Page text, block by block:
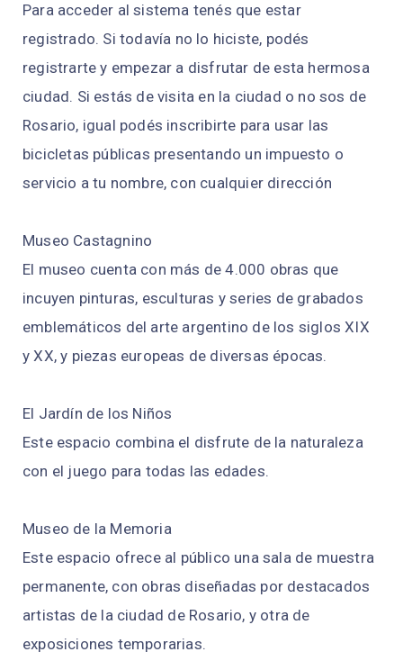
Para acceder al sistema tenés que estar
registrado. Si todavía no lo hiciste, podés
registrarte y empezar a disfrutar de esta hermosa
ciudad. Si estás de visita en la ciudad o no sos de
Rosario, igual podés inscribirte para usar las
bicicletas públicas presentando un impuesto o
servicio a tu nombre, con cualquier dirección
Museo Castagnino
El museo cuenta con más de 4.000 obras que
incuyen pinturas, esculturas y series de grabados
emblemáticos del arte argentino de los siglos XIX
y XX, y piezas europeas de diversas épocas.
El Jardín de los Niños
Este espacio combina el disfrute de la naturaleza
con el juego para todas las edades.
Museo de la Memoria
Este espacio ofrece al público una sala de muestra
permanente, con obras diseñadas por destacados
artistas de la ciudad de Rosario, y otra de
exposiciones temporarias.